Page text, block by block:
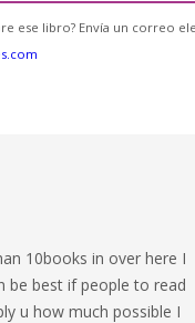
ese libro? Envía un correo
10books in over here I
be best if people to read
u how much possible I